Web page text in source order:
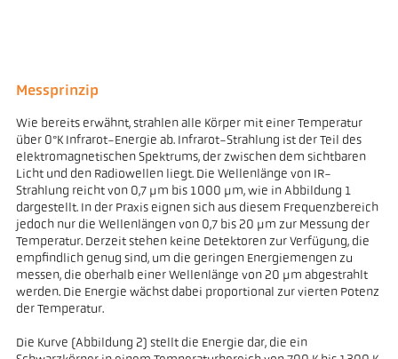
Messprinzip
Wie bereits erwähnt, strahlen alle Körper mit einer Temperatur
über 0°K Infrarot-Energie ab. Infrarot-Strahlung ist der Teil des
elektromagnetischen Spektrums, der zwischen dem sichtbaren
Licht und den Radiowellen liegt. Die Wellenlänge von IR-
Strahlung reicht von 0,7 µm bis 1000 µm, wie in Abbildung 1
dargestellt. In der Praxis eignen sich aus diesem Frequenzbereich
jedoch nur die Wellenlängen von 0,7 bis 20 µm zur Messung der
Temperatur. Derzeit stehen keine Detektoren zur Verfügung, die
empfindlich genug sind, um die geringen Energiemengen zu
messen, die oberhalb einer Wellenlänge von 20 µm abgestrahlt
werden. Die Energie wächst dabei proportional zur vierten Potenz
der Temperatur.
Die Kurve (Abbildung 2) stellt die Energie dar, die ein